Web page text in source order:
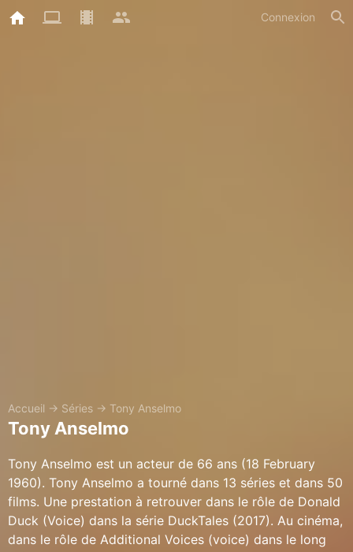
Connexion
Accueil → Séries → Tony Anselmo
Tony Anselmo
Tony Anselmo est un acteur de 66 ans (18 February
1960). Tony Anselmo a tourné dans 13 séries et dans 50
films. Une prestation à retrouver dans le rôle de Donald
Duck (Voice) dans la série DuckTales (2017). Au cinéma,
dans le rôle de Additional Voices (voice) dans le long